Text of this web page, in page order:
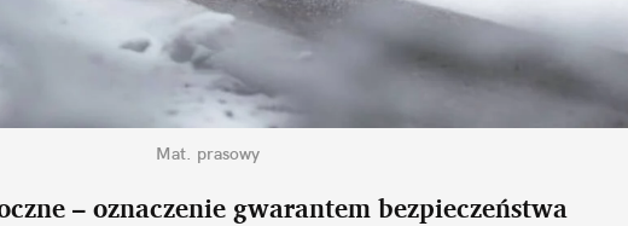
Mat. prasowy
– oznaczenie gwarantem bezpieczeństwa